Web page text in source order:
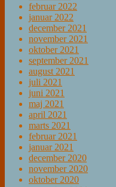
februar 2022
januar 2022
december 2021
november 2021
oktober 2021
september 2021
august 2021
juli 2021
juni 2021
maj 2021
april 2021
marts 2021
februar 2021
januar 2021
december 2020
november 2020
oktober 2020